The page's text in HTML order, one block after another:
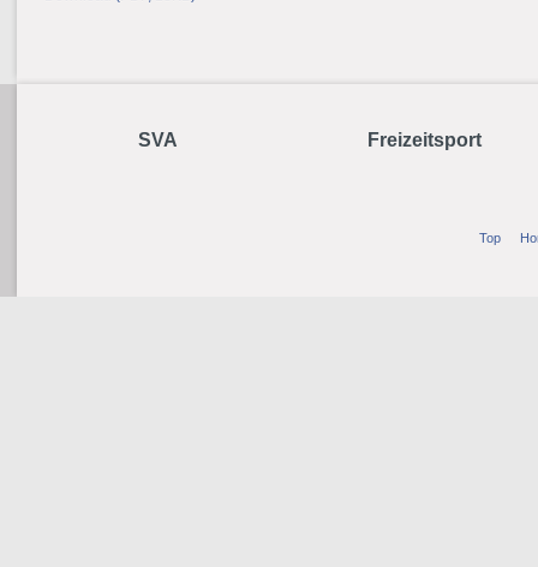
SVA Freizeitsport
Top